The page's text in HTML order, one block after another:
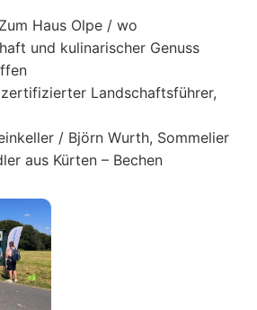
Haus Olpe / wo
und kulinarischer Genuss
Landschaftsführer,
/ Björn Wurth, Sommelier
aus Kürten – Bechen